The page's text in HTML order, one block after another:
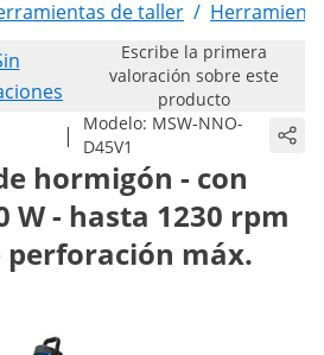
de taller /
Escribe la primera
valoración sobre este
producto
| Modelo: MSW-NNO-
D45V1
hormigón - con
W - hasta 1230 rpm
máx.